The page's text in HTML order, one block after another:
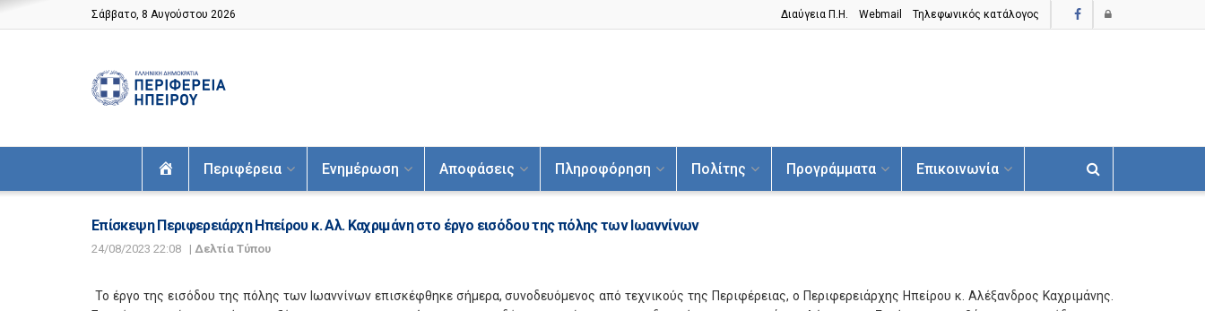
Σάββατο, 8 Αυγούστου 2026 Διαύγεια Π.H. Webmail Τηλεφωνικός κατάλογος
ΑρχικήΠεριφέρεια Ενημέρωση Αποφάσεις Πληροφόρηση Πολίτης Προγράμματα Επικοινωνία
Επίσκεψη Περιφερειάρχη Ηπείρου κ. Αλ. Καχριμάνη στο έργο εισόδου της πόλης των Ιωαννίνων
24/08/2023 22:08 | Δελτία Τύπου
To έργο της εισόδου της πόλης των Ιωαννίνων επισκέφθηκε σήμερα, συνοδευόμενος από τεχνικούς της Περιφέρειας, ο Περιφερειάρχης Ηπείρου κ. Αλέξανδρος Καχριμάνης.